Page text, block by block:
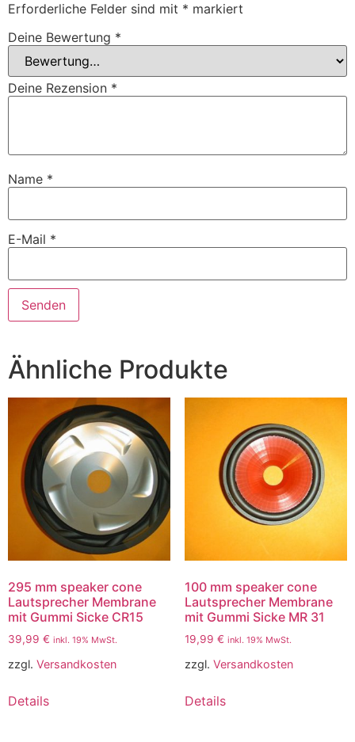
Erforderliche Felder sind mit * markiert
Deine Bewertung *
Deine Rezension *
Name *
E-Mail *
Ähnliche Produkte
295 mm speaker cone
Lautsprecher Membrane
mit Gummi Sicke CR15
39,99 € inkl. 19% MwSt.
zzgl. Versandkosten
Details
100 mm speaker cone
Lautsprecher Membrane
mit Gummi Sicke MR 31
19,99 € inkl. 19% MwSt.
zzgl. Versandkosten
Details